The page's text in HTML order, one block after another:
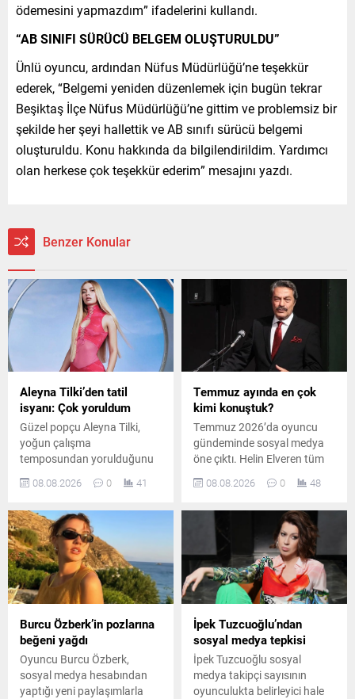
ödemesini yapmazdım” ifadelerini kullandı.
“AB SINIFI SÜRÜCÜ BELGEM OLUŞTURULDU”
Ünlü oyuncu, ardından Nüfus Müdürlüğü’ne teşekkür
ederek, “Belgemi yeniden düzenlemek için bugün tekrar
Beşiktaş İlçe Nüfus Müdürlüğü’ne gittim ve problemsiz bir
şekilde her şeyi hallettik ve AB sınıfı sürücü belgemi
oluşturuldu. Konu hakkında da bilgilendirildim. Yardımcı
olan herkese çok teşekkür ederim” mesajını yazdı.
Benzer Konular
Aleyna Tilki’den tatil
isyanı: Çok yoruldum
Güzel popçu Aleyna Tilki,
yoğun çalışma
temposundan yorulduğunu
belirterek sosyal medya
hesabından yaptığı
getirdi.
08.08.2026 0 41
Temmuz ayında en çok
kimi konuştuk?
Temmuz 2026’da oyuncu
gündeminde sosyal medya
öne çıktı. Helin Elveren tüm
mecralarda ilk sırayı alırken,
Zihni Göktay ve Kadir İnanır
ve anma gündemiyle dikkat
08.08.2026 0 48
Burcu Özberk’in pozlarına
beğeni yağdı
Oyuncu Burcu Özberk,
sosyal medya hesabından
yaptığı yeni paylaşımlarla
İpek Tuzcuoğlu’ndan
sosyal medya tepkisi
İpek Tuzcuoğlu sosyal
medya takipçi sayısının
oyunculukta belirleyici hale